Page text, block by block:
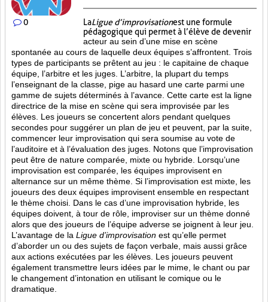
0 LaLigue d’improvisationest une formule
pédagogique qui permet à l’élève de devenir
acteur au sein d’une mise en scène
spontanée au cours de laquelle deux équipes s’affrontent. Trois
types de participants se prêtent au jeu : le capitaine de chaque
équipe, l’arbitre et les juges. L’arbitre, la plupart du temps
l’enseignant de la classe, pige au hasard une carte parmi une
gamme de sujets déterminés à l’avance. Cette carte est la ligne
directrice de la mise en scène qui sera improvisée par les
élèves. Les joueurs se concertent alors pendant quelques
secondes pour suggérer un plan de jeu et peuvent, par la suite,
commencer leur improvisation qui sera soumise au vote de
l’auditoire et à l’évaluation des juges. Notons que l’improvisation
peut être de nature comparée, mixte ou hybride. Lorsqu’une
improvisation est comparée, les équipes improvisent en
alternance sur un même thème. Si l’improvisation est mixte, les
joueurs des deux équipes improvisent ensemble en respectant
le thème choisi. Dans le cas d’une improvisation hybride, les
équipes doivent, à tour de rôle, improviser sur un thème donné
alors que des joueurs de l’équipe adverse se joignent à leur jeu.
L’avantage de la Ligue d’improvisation est qu’elle permet
d’aborder un ou des sujets de façon verbale, mais aussi grâce
aux actions exécutées par les élèves. Les joueurs peuvent
également transmettre leurs idées par le mime, le chant ou par
le changement d’intonation en utilisant le comique ou le
dramatique.